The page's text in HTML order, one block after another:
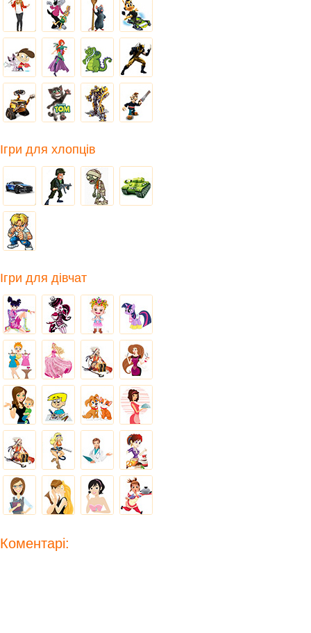
Ігри для хлопців
Ігри для дівчат
Коментарі: